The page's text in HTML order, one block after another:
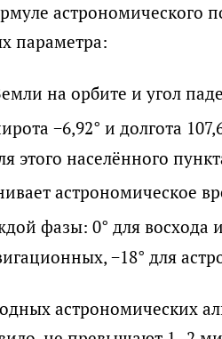
астрономического
параметра:
на орбите и угол
−6,92° и долгота
этого населённого
астрономическое
фазы: 0° для восхода
−18° для
астрономических